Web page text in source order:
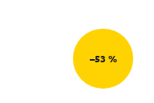
–53 %